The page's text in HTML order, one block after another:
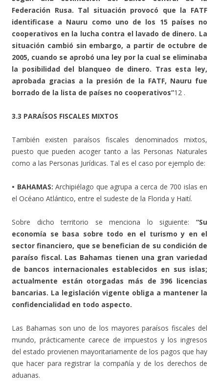
Federación Rusa. Tal situación provocó que la FATF
identificase a Nauru como uno de los 15 países no
cooperativos en la lucha contra el lavado de dinero. La
situación cambió sin embargo, a partir de octubre de
2005, cuando se aprobó una ley por la cual se eliminaba
la posibilidad del blanqueo de dinero. Tras esta ley,
aprobada gracias a la presión de la FATF, Nauru fue
borrado de la lista de países no cooperativos”12 .
3.3 PARAÍSOS FISCALES MIXTOS
También existen paraísos fiscales denominados mixtos,
puesto que pueden acoger tanto a las Personas Naturales
como a las Personas Jurídicas. Tal es el caso por ejemplo de:
• BAHAMAS: Archipiélago que agrupa a cerca de 700 islas en
el Océano Atlántico, entre el sudeste de la Florida y Haití.
Sobre dicho territorio se menciona lo siguiente: “Su
economía se basa sobre todo en el turismo y en el
sector financiero, que se benefician de su condición de
paraíso fiscal. Las Bahamas tienen una gran variedad
de bancos internacionales establecidos en sus islas;
actualmente están otorgadas más de 396 licencias
bancarias. La legislación vigente obliga a mantener la
confidencialidad en todo aspecto.
Las Bahamas son uno de los mayores paraísos fiscales del
mundo, prácticamente carece de impuestos y los ingresos
del estado provienen mayoritariamente de los pagos que hay
que hacer para registrar la compañía y de los derechos de
aduanas.